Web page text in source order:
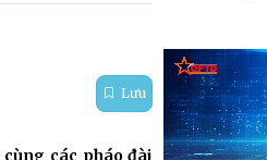
Vấn đề và dư luận
Giáo dục
Cải cách hành chính
Hà Nội thanh
Nét đẹp Người
Lưu
các pháo đài